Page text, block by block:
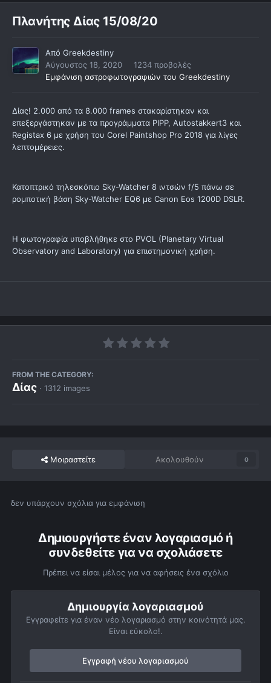
Πλανήτης Δίας 15/08/20
Από Greekdestiny
Αύγουστος 18, 2020
1234 προβολές
Εμφάνιση αστροφωτογραφιών του Greekdestiny
Δίας! 2.000 από τα 8.000 frames στακαρίστηκαν και
επεξεργάστηκαν με τα προγράμματα PIPP, Autostakkert3 και
Registax 6 με χρήση του Corel Paintshop Pro 2018 για λίγες
λεπτομέρειες.
Κατοπτρικό τηλεσκόπιο Sky-Watcher 8 ιντσών f/5 πάνω σε
ρομποτική βάση Sky-Watcher EQ6 με Canon Eos 1200D DSLR.
Η φωτογραφία υποβλήθηκε στο PVOL (Planetary Virtual
Observatory and Laboratory) για επιστημονική χρήση.
FROM THE CATEGORY:
Δίας · 1312 images
Μοιραστείτε Ακολουθούν 0
δεν υπάρχουν σχόλια για εμφάνιση
Δημιουργήστε έναν λογαριασμό ή
συνδεθείτε για να σχολιάσετε
Πρέπει να είσαι μέλος για να αφήσεις ένα σχόλιο
Δημιουργία λογαριασμού
Εγγραφείτε για έναν νέο λογαριασμό στην κοινότητά μας.
Είναι εύκολο!.
Εγγραφή νέου λογαριασμού